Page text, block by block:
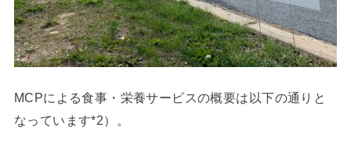
MCPによる食事・栄養サービスの概要は以下の通りと
なっています*2）。